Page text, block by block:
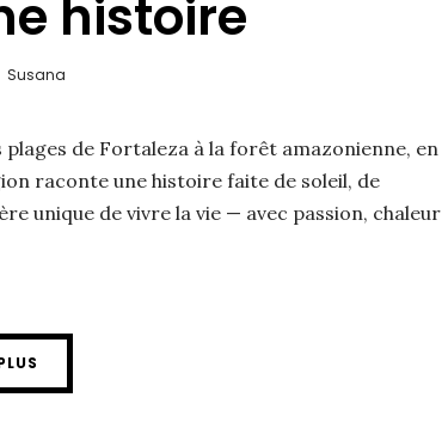
histoire
Susana
plages de Fortaleza à la forêt amazonienne, en
raconte une histoire faite de soleil, de
unique de vivre la vie — avec passion, chaleur